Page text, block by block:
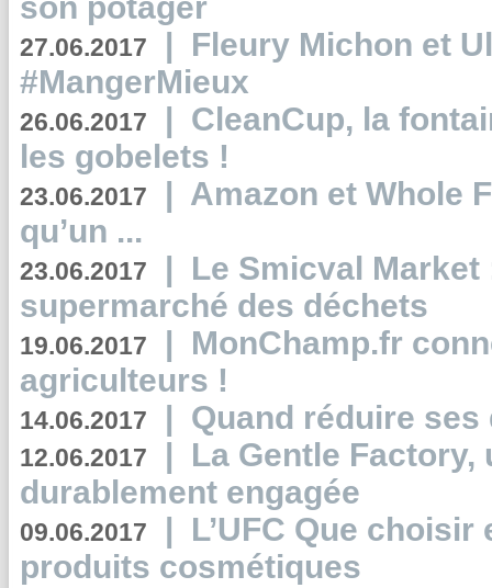
27.06.2017 | Fleury Michon et
#MangerMieux
26.06.2017 | CleanCup, la
les gobelets !
23.06.2017 | Amazon et Whole
qu’un ...
23.06.2017 | Le Smicval
supermarché des déchets
19.06.2017 | MonChamp.fr
agriculteurs !
14.06.2017 | Quand réduire
12.06.2017 | La Gentle
durablement engagée
09.06.2017 | L’UFC Que
produits cosmétiques